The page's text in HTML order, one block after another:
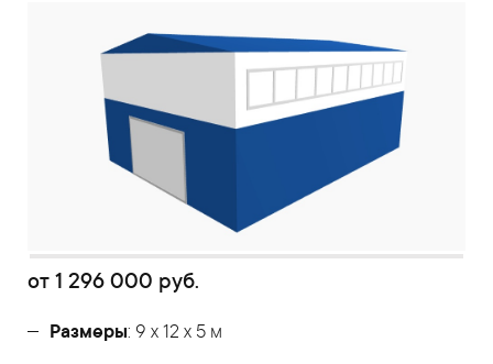
от 1 296 000 руб.
Размеры: 9 х 12 х 5 м